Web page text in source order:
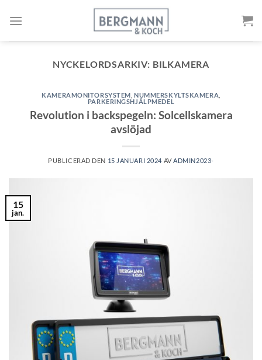
NYCKELORDSARKIV: BILKAMERA
KAMERAMONITORSYSTEM ,NUMMERSKYLTSKAMERA
PARKERINGSHJÄLPMEDEL
Revolution i backspegeln: Solcellskamera
avslöjad
PUBLICERAD DEN 15 JANUARI 2024 AV ADMIN2023-
15
jan.